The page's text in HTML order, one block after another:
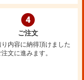
4
ご注文
り内容に納得頂けました
文に進みます。